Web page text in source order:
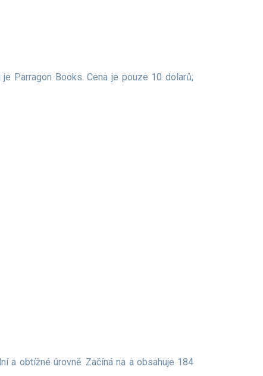
Parragon Books. Cena je pouze 10 dolarů;
a obtížné úrovně. Začíná na a obsahuje 184